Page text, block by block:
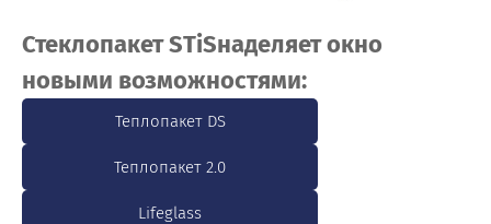
Стеклопакет STiSнаделяет окно
новыми возможностями:
Теплопакет DS
Теплопакет 2.0
Lifeglass